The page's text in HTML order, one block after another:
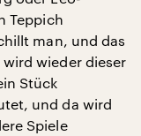
Teppich
man, und das
wieder dieser
Stück
und da wird
Spiele